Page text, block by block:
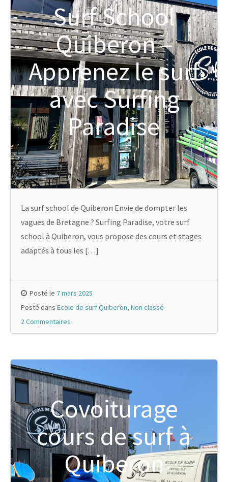
Surf School
Quiberon –
Apprenez le surf
avec Surfing
Paradise
La surf school de Quiberon Envie de dompter les
vagues de Bretagne ? Surfing Paradise, votre surf
school à Quiberon, vous propose des cours et stages
adaptés à tous les […]
Posté le 7 mars 2025
Posté dans Ecole de surf Quiberon, Non classé
2 Commentaires
Covoiturage
cours de surf à
Quiberon